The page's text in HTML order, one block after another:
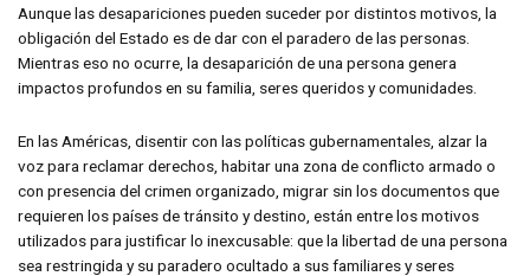
Aunque las desapariciones pueden suceder por distintos motivos, la
obligación del Estado es de dar con el paradero de las personas.
Mientras eso no ocurre, la desaparición de una persona genera
impactos profundos en su familia, seres queridos y comunidades.
En las Américas, disentir con las políticas gubernamentales, alzar la
voz para reclamar derechos, habitar una zona de conflicto armado o
con presencia del crimen organizado, migrar sin los documentos que
requieren los países de tránsito y destino, están entre los motivos
utilizados para justificar lo inexcusable: que la libertad de una persona
sea restringida y su paradero ocultado a sus familiares y seres